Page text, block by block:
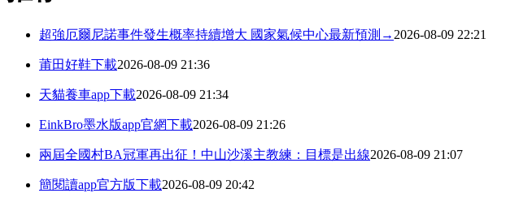
超強厄爾尼諾事件發生概率持續增大 國家氣候中心最新預測→ 2026-08-09 22:21
莆田好鞋下載2026-08-09 21:36
天貓養車app下載2026-08-09 21:34
EinkBro墨水版app官網下載2026-08-09 21:26
兩屆全國村BA冠軍再出征！中山沙溪主教練：目標是出線2026-08-09 21:07
簡閱讀app官方版下載2026-08-09 20:42